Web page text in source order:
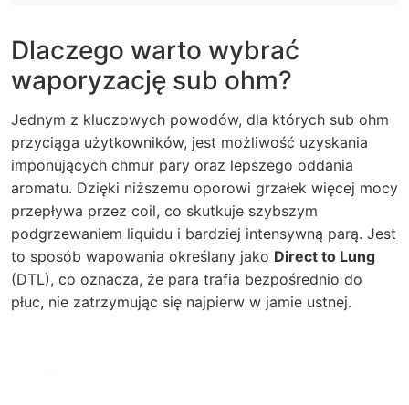
Dlaczego warto wybrać
waporyzację sub ohm?
Jednym z kluczowych powodów, dla których sub ohm
przyciąga użytkowników, jest możliwość uzyskania
imponujących chmur pary oraz lepszego oddania
aromatu. Dzięki niższemu oporowi grzałek więcej mocy
przepływa przez coil, co skutkuje szybszym
podgrzewaniem liquidu i bardziej intensywną parą. Jest
to sposób wapowania określany jako Direct to Lung
(DTL), co oznacza, że para trafia bezpośrednio do
płuc, nie zatrzymując się najpierw w jamie ustnej.